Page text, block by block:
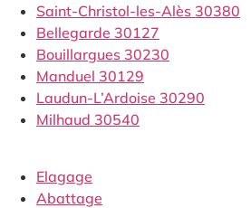
Saint-Christol-les-Alès 30380
Bellegarde 30127
Bouillargues 30230
Manduel 30129
Laudun-L’Ardoise 30290
Milhaud 30540
Elagage
Abattage